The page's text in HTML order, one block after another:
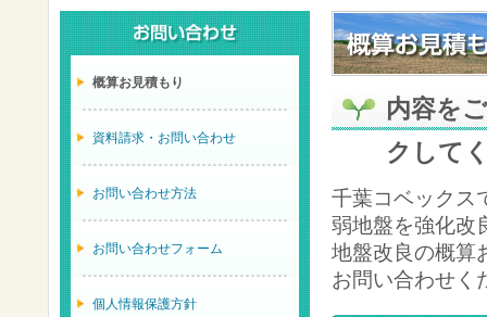
概算お見積もり
資料請求・お問い合わせ
お問い合わせ方法
お問い合わせフォーム
個人情報保護方針
内容を
クして
千葉コベックス
弱地盤を強化改
地盤改良の概算
お問い合わせく